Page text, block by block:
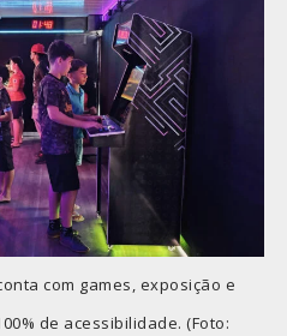
com games, exposição e
de acessibilidade. (Foto: